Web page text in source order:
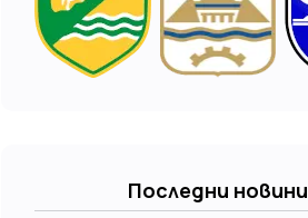
Последни новини